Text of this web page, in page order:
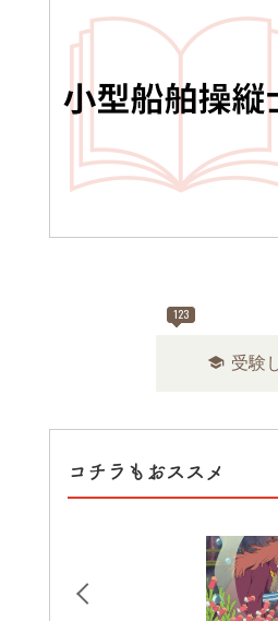
検定、難しい？」「どんな試験？
123
school 受験
コチラもおススメ